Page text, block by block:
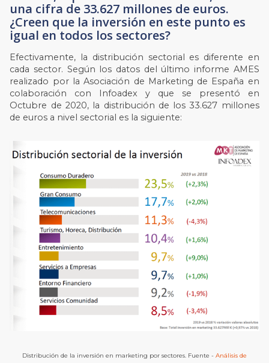
una cifra de 33.627 millones de euros.
¿Creen que la inversión en este punto es
igual en todos los sectores?
Efectivamente, la distribución sectorial es diferente en
cada sector. Según los datos del último informe AMES
realizado por la Asociación de Marketing de España en
colaboración con Infoadex y que se presentó en
Octubre de 2020, la distribución de los 33.627 millones
de euros a nivel sectorial es la siguiente:
Distribución de la inversión en marketing por sectores. Fuente - Análisis de